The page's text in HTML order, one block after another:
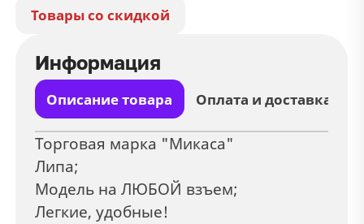
Товары со скидкой
Информация
Описание товара Оплата и доставка
Торговая марка "Микаса"
Липа;
Модель на ЛЮБОЙ взъем;
Легкие, удобные!